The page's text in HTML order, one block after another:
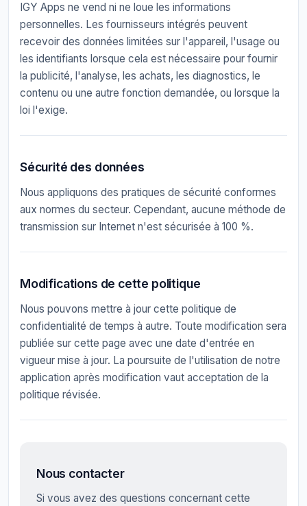
IGY Apps ne vend ni ne loue les informations
personnelles. Les fournisseurs intégrés peuvent
recevoir des données limitées sur l'appareil, l'usage ou
les identifiants lorsque cela est nécessaire pour fournir
la publicité, l'analyse, les achats, les diagnostics, le
contenu ou une autre fonction demandée, ou lorsque la
loi l'exige.
Sécurité des données
Nous appliquons des pratiques de sécurité conformes
aux normes du secteur. Cependant, aucune méthode de
transmission sur Internet n'est sécurisée à 100 %.
Modifications de cette politique
Nous pouvons mettre à jour cette politique de
confidentialité de temps à autre. Toute modification sera
publiée sur cette page avec une date d'entrée en
vigueur mise à jour. La poursuite de l'utilisation de notre
application après modification vaut acceptation de la
politique révisée.
Nous contacter
Si vous avez des questions concernant cette